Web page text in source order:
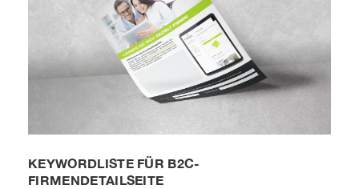
KEYWORDLISTE FÜR B2C-
FIRMENDETAILSEITE